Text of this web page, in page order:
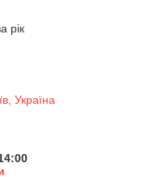
рік
Україна